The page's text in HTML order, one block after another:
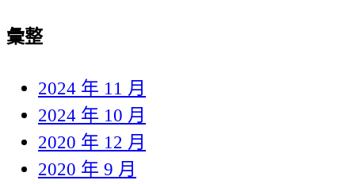
彙整
2024 年 11 月
2024 年 10 月
2020 年 12 月
2020 年 9 月